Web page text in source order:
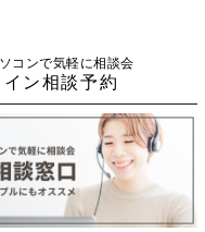
コンで気軽に相談会
ン相談予約